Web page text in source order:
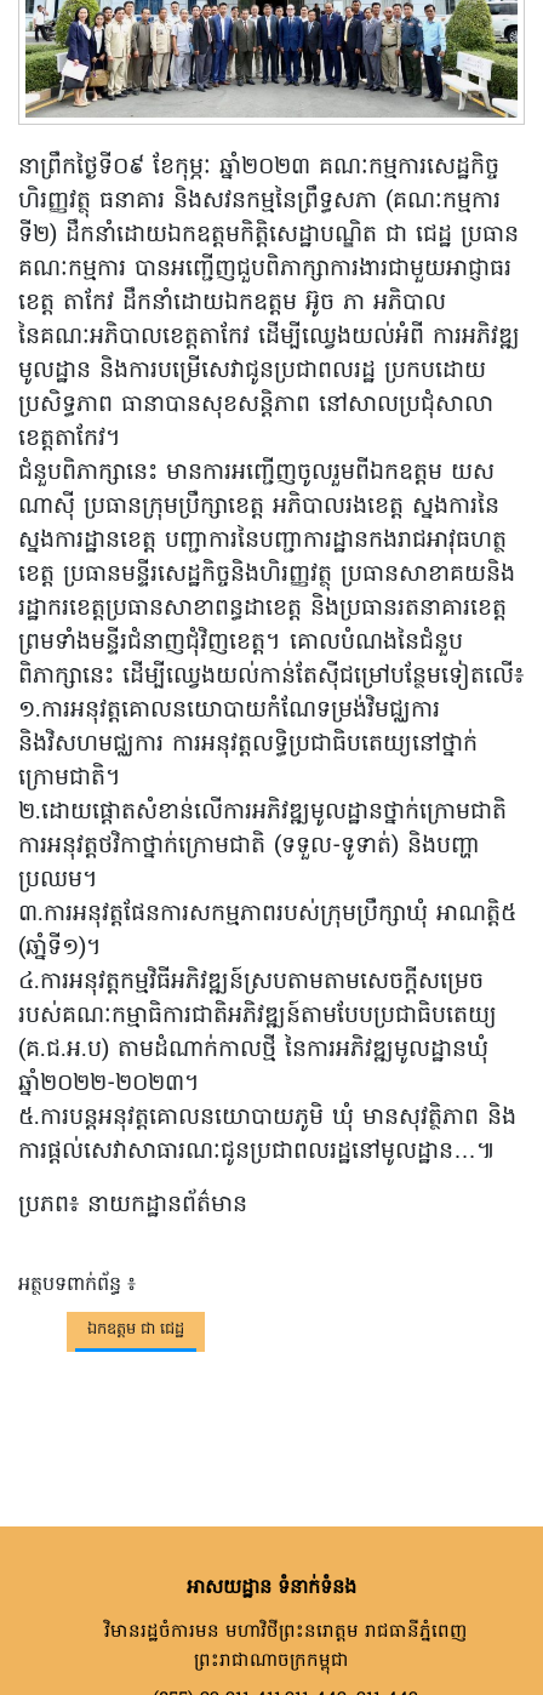
នាព្រឹកថ្ងៃទី០៩ ខែកុម្ភៈ ឆ្នាំ២០២៣ គណៈកម្មការសេដ្ឋកិច្ច
ហិរញ្ញវត្ថុ ធនាគារ និងសវនកម្មនៃព្រឹទ្ធសភា (គណៈកម្មការ
ទី២) ដឹកនាំដោយឯកឧត្តមកិត្តិសេដ្ឋាបណ្ឌិត ជា ជេដ្ឋ ប្រធាន
គណៈកម្មការ បានអញ្ជើញជួបពិភាក្សាការងារជាមួយអាជ្ញាធរ
ខេត្ត តាកែវ ដឹកនាំដោយឯកឧត្តម អ៊ូច ភា អភិបាល
នៃគណៈអភិបាលខេត្តតាកែវ ដើម្បីឈ្វេងយល់អំពី ការអភិវឌ្ឍ
មូលដ្ឋាន និងការបម្រើសេវាជូនប្រជាពលរដ្ឋ ប្រកបដោយ
ប្រសិទ្ធភាព ធានាបានសុខសន្តិភាព នៅសាលប្រជុំសាលា
ខេត្តតាកែវ។
ជំនួបពិភាក្សានេះ មានការអញ្ជើញចូលរួមពីឯកឧត្តម យស
ណាស៊ី ប្រធានក្រុមប្រឹក្សាខេត្ត អភិបាលរងខេត្ត ស្នងការនៃ
ស្នងការដ្ឋានខេត្ត បញ្ជាការនៃបញ្ជាការដ្ឋានកងរាជអាវុធហត្ថ
ខេត្ត ប្រធានមន្ទីរសេដ្ឋកិច្ចនិងហិរញ្ញវត្ថុ ប្រធានសាខាគយនិង
រដ្ឋាករខេត្តប្រធានសាខាពន្ធដាខេត្ត និងប្រធានរតនាគារខេត្ត
ព្រមទាំងមន្ទីរជំនាញជុំវិញខេត្ត។ គោលបំណងនៃជំនួប
ពិភាក្សានេះ ដើម្បីឈ្វេងយល់កាន់តែស៊ីជម្រៅបន្ថែមទៀតលើ៖
១.ការអនុវត្តគោលនយោបាយកំណែទម្រង់វិមជ្ឈការ
និងវិសហមជ្ឈការ ការអនុវត្តលទ្ធិប្រជាធិបតេយ្យនៅថ្នាក់
ក្រោមជាតិ។
២.ដោយផ្តោតសំខាន់លើការអភិវឌ្ឍមូលដ្ឋានថ្នាក់ក្រោមជាតិ
ការអនុវត្តថវិកាថ្នាក់ក្រោមជាតិ (ទទួល-ទូទាត់) និងបញ្ហា
ប្រឈម។
៣.ការអនុវត្តផែនការសកម្មភាពរបស់ក្រុមប្រឹក្សាឃុំ អាណត្តិ៥
(ឆាំ្នទី១)។
៤.ការអនុវត្តកម្មវិធីអភិវឌ្ឍន៍ស្របតាមតាមសេចក្តីសម្រេច
របស់គណៈកម្មាធិការជាតិអភិវឌ្ឍន៍តាមបែបប្រជាធិបតេយ្យ
(គ.ជ.អ.ប) តាមដំណាក់កាលថ្មី នៃការអភិវឌ្ឍមូលដ្ឋានឃុំ
ឆ្នាំ២០២២-២០២៣។
៥.ការបន្តអនុវត្តគោលនយោបាយភូមិ ឃុំ មានសុវត្ថិភាព និង
ការផ្តល់សេវាសាធារណៈជូនប្រជាពលរដ្ឋនៅមូលដ្ឋាន…៕
ប្រភព៖ នាយកដ្ឋានព័ត៌មាន
អត្ថបទពាក់ព័ន្ធ ៖
ឯកឧត្តម ជា ជេដ្ឋ
អាសយដ្ឋាន ទំនាក់ទំនង
វិមានរដ្ឋចំការមន មហាវិថីព្រះនរោត្តម រាជធានីភ្នំពេញ
ព្រះរាជាណាចក្រកម្ពុជា